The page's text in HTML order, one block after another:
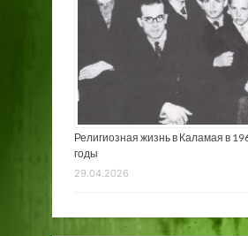
Религиозная жизнь в Каламая в
годы
29.04.2026